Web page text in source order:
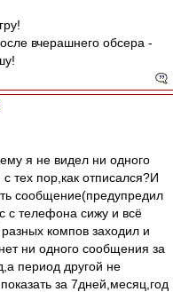
вчерашнего обсера -
я не видел ни одного
тех пор,как отписался?И
сообщение(предупредил
с телефона сижу и всё
разных компов заходил и
ни одного сообщения за
период другой не
за 7дней,месяц,год